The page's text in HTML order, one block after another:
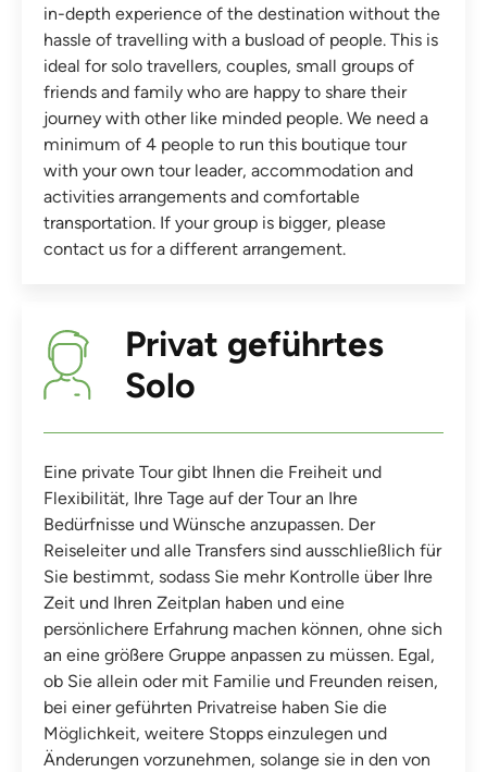
in-depth experience of the destination without the
hassle of travelling with a busload of people. This is
ideal for solo travellers, couples, small groups of
friends and family who are happy to share their
journey with other like minded people. We need a
minimum of 4 people to run this boutique tour
with your own tour leader, accommodation and
activities arrangements and comfortable
transportation. If your group is bigger, please
contact us for a different arrangement.
Privat geführtes
Solo
Eine private Tour gibt Ihnen die Freiheit und
Flexibilität, Ihre Tage auf der Tour an Ihre
Bedürfnisse und Wünsche anzupassen. Der
Reiseleiter und alle Transfers sind ausschließlich für
Sie bestimmt, sodass Sie mehr Kontrolle über Ihre
Zeit und Ihren Zeitplan haben und eine
persönlichere Erfahrung machen können, ohne sich
an eine größere Gruppe anpassen zu müssen. Egal,
ob Sie allein oder mit Familie und Freunden reisen,
bei einer geführten Privatreise haben Sie die
Möglichkeit, weitere Stopps einzulegen und
Änderungen vorzunehmen, solange sie in den von